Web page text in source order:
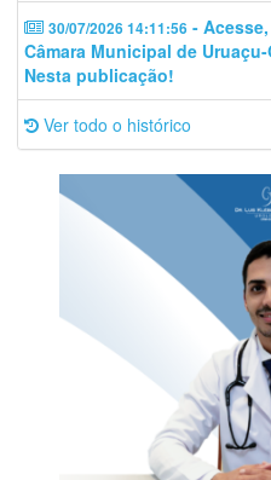
30/07/2026 14:11:56 -
Câmara Municipal de
Nesta publicação!
Ver todo o histórico